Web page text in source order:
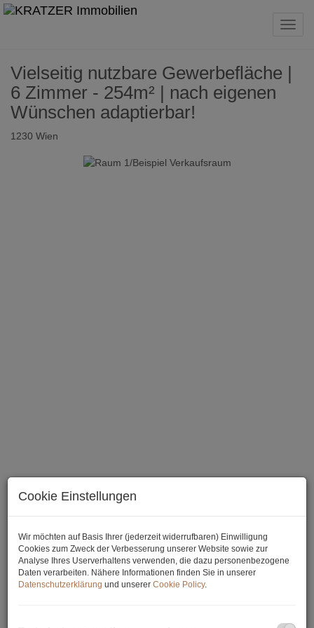
Vielseitig nutzbare Gewerbefläche |
6 Zimmer - 254m² | nach eigenen
Wünschen adaptierbar!
1230 Wien
Beschreibung
Gewerbefläche in angesagter Lage!
Das schöne Bürogebäude befindet sich im bekannten
Cookie Einstellungen
Wir möchten auf Basis Ihrer (jederzeit widerrufbaren) Einwilligung
Cookies zum Zweck der Verbesserung unserer Website sowie zur
Analyse Ihres Userverhaltens verwenden, die dazu personenbezogene
Daten verarbeiten. Nähere Informationen finden Sie in unserer
Datenschutzerklärung und unserer Cookie Policy.